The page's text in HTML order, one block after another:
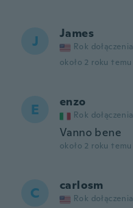
J James
Rok
około 2 roku temu
E enzo
Rok
Vanno bene
około 2 roku temu
C carlosm
Rok